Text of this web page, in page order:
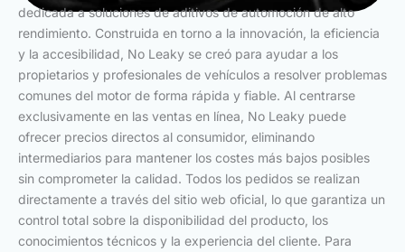
dedicada a soluciones de aditivos de automoción de alto
rendimiento. Construida en torno a la innovación, la eficiencia
y la accesibilidad, No Leaky se creó para ayudar a los
propietarios y profesionales de vehículos a resolver problemas
comunes del motor de forma rápida y fiable. Al centrarse
exclusivamente en las ventas en línea, No Leaky puede
ofrecer precios directos al consumidor, eliminando
intermediarios para mantener los costes más bajos posibles
sin comprometer la calidad. Todos los pedidos se realizan
directamente a través del sitio web oficial, lo que garantiza un
control total sobre la disponibilidad del producto, los
conocimientos técnicos y la experiencia del cliente. Para